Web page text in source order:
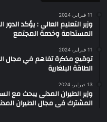
11 فبراير، 2024
وزير التعليم العالي : يؤكد
المستدامة وخدمة المجتمع
11 فبراير، 2024
توقيع مذكرة تفاهم في مجال
الطاقة البلغارية
13 فبراير، 2024
وزير الطيران المدنى يبحث مع
المشترك فى مجال الطيران